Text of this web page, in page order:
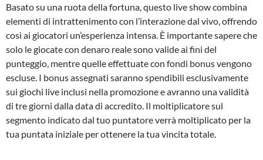
Basato su una ruota della fortuna, questo live show combina
elementi di intrattenimento con l’interazione dal vivo, offrendo
così ai giocatori un’esperienza intensa. È importante sapere che
solo le giocate con denaro reale sono valide ai fini del
punteggio, mentre quelle effettuate con fondi bonus vengono
escluse. I bonus assegnati saranno spendibili esclusivamente
sui giochi live inclusi nella promozione e avranno una validità
di tre giorni dalla data di accredito. Il moltiplicatore sul
segmento indicato dal tuo puntatore verrà moltiplicato per la
tua puntata iniziale per ottenere la tua vincita totale.